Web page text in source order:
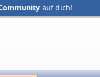
auf dich!